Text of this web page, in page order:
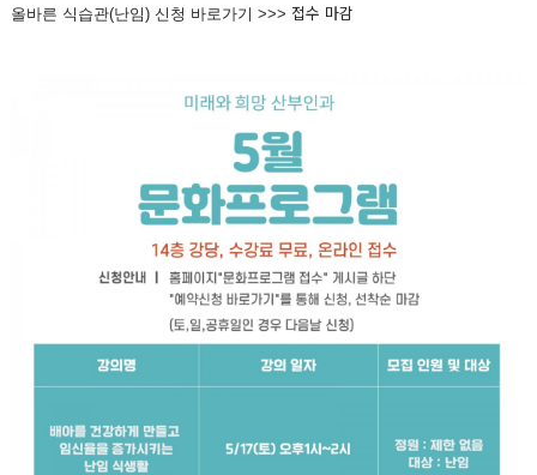
올바른 식습관(난임) 신청 바로가기 >>> 접수 마감